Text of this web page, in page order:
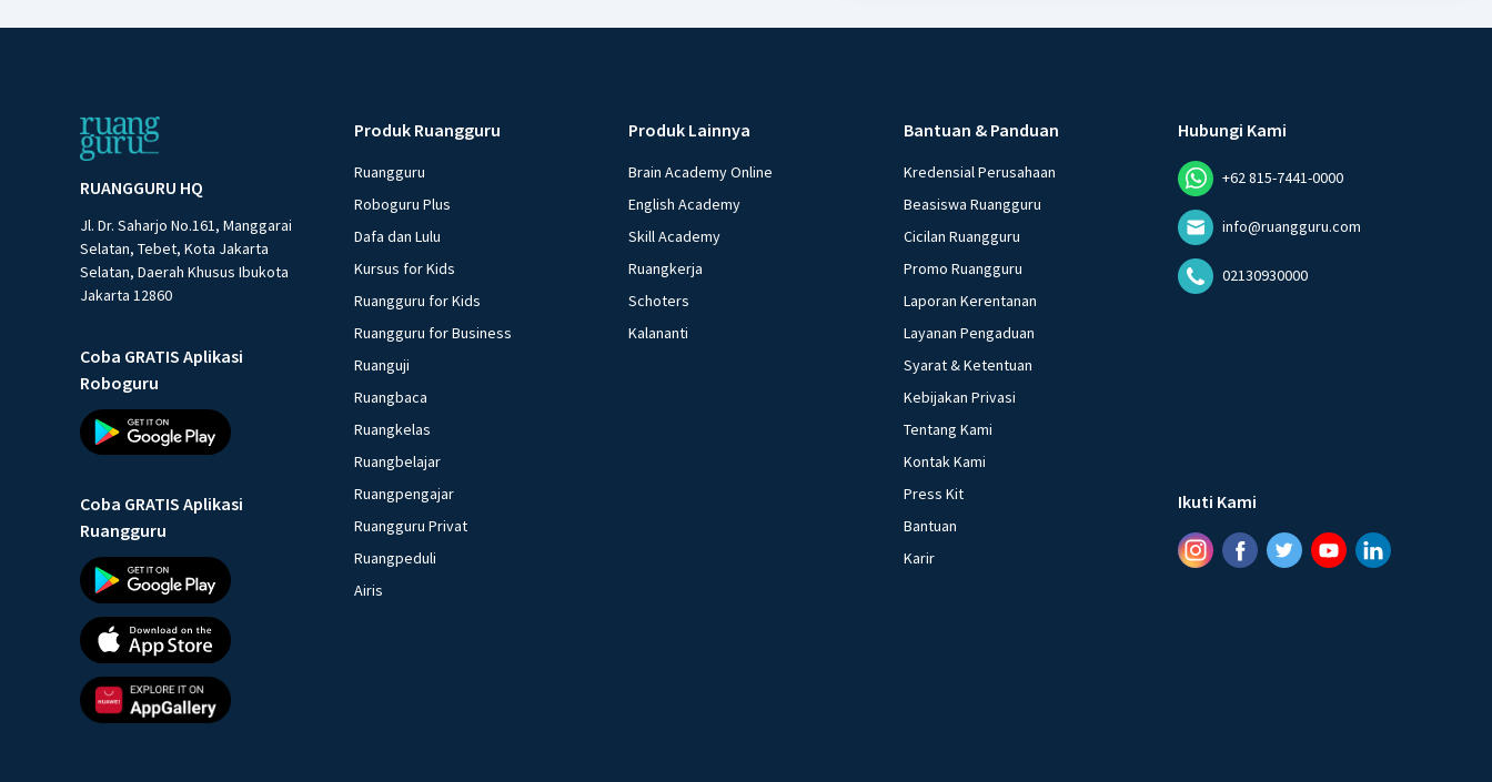
RUANGGURU HQ
Jl. Dr. Saharjo No.161, Manggarai
Selatan, Tebet, Kota Jakarta
Selatan, Daerah Khusus Ibukota
Jakarta 12860
Coba GRATIS Aplikasi
Roboguru
Coba GRATIS Aplikasi
Ruangguru
Produk Ruangguru
Ruangguru
Roboguru Plus
Dafa dan Lulu
Kursus for Kids
Ruangguru for Kids
Ruangguru for Business
Ruanguji
Ruangbaca
Ruangkelas
Ruangbelajar
Ruangpengajar
Ruangguru Privat
Ruangpeduli
Airis
Produk Lainnya
Brain Academy Online
English Academy
Skill Academy
Ruangkerja
Schoters
Kalananti
Bantuan & Panduan
Kredensial Perusahaan
Beasiswa Ruangguru
Cicilan Ruangguru
Promo Ruangguru
Laporan Kerentanan
Layanan Pengaduan
Syarat & Ketentuan
Kebijakan Privasi
Tentang Kami
Kontak Kami
Press Kit
Bantuan
Karir
Hubungi Kami
+62 815-7441-0000
info@ruangguru.com
02130930000
Ikuti Kami